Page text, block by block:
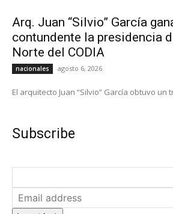
Arq. Juan “Silvio” García
contundente la presidencia
Norte del CODIA
nacionales agosto 6, 2026
El arquitecto Juan “Silvio” García obtuvo
Subscribe